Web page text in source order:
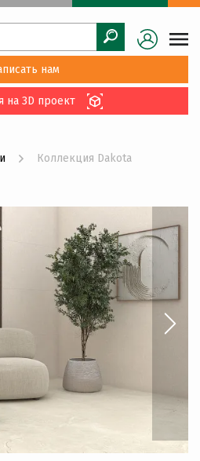
нам
на 3D проект
Коллекция Dakota